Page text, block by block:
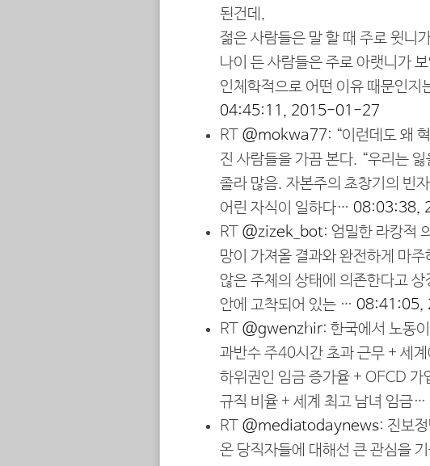
된건데,
젊은 사람들은 말 할 때 주로 윗니
나이 든 사람들은 주로 아랫니가
인체학적으로 어떤 이유 때문인지
04:45:11, 2015-01-27
RT @mokwa77: “이런데도 왜
진 사람들을 가끔 본다. “우리는
졸라 많음. 자본주의 초창기의 빈
어린 자식이 일하다… 08:03:38,
RT @zizek_bot: 엄밀한 라캉적
망이 가져올 결과와 완전하게 마
않은 주체의 상태에 의존한다고
안에 고착되어 있는 …
RT @gwenzhir: 한국에서 노동
과반수 주40시간 초과 근무 + 세
하위권인 임금 증가율 + OECD 가
규직 비율 + 세계 최고 남녀 임금…
RT @mediatodaynews: 진보
온 당직자들에 대해선 큰 관심을